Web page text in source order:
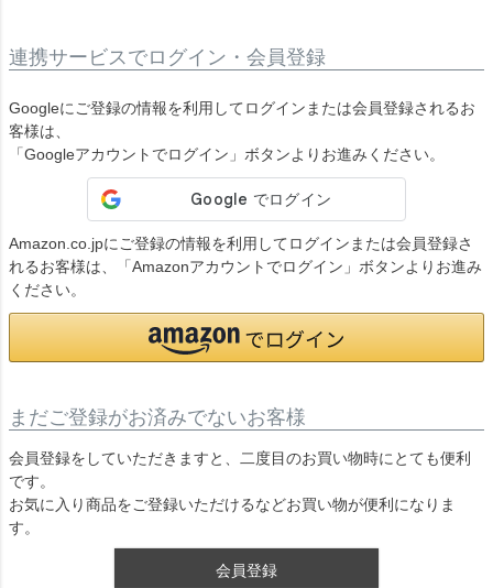
連携サービスでログイン・会員登録
Googleにご登録の情報を利用してログインまたは会員登録されるお
客様は、
「Googleアカウントでログイン」ボタンよりお進みください。
Amazon.co.jpにご登録の情報を利用してログインまたは会員登録さ
れるお客様は、「Amazonアカウントでログイン」ボタンよりお進み
ください。
まだご登録がお済みでないお客様
会員登録をしていただきますと、二度目のお買い物時にとても便利
です。
お気に入り商品をご登録いただけるなどお買い物が便利になりま
す。
会員登録